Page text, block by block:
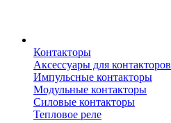
Контакторы
Аксессуары для контакторов
Импульсные контакторы
Модульные контакторы
Силовые контакторы
Тепловое реле